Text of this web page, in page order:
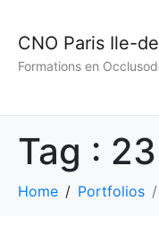
CNO Paris Ile-
Formations en
Tag :
Home Portfolios